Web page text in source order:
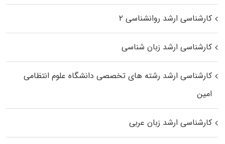
کارشناسی ارشد روانشناسی ۲
کارشناسی ارشد زبان شناسی
کارشناسی ارشد رﺷﺘﻪ ﻫﺎی تخصصی داﻧﺸﮕﺎه ﻋﻠﻮم انتظامی
اﻣﻴﻦ
کارشناسی ارشد زبان عربی